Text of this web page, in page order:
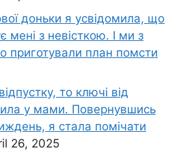
доньки я усвідомила, що
мені з невісткою. І ми з
приготували план помсти
то ключі від
у мами. Повернувшись
я стала помічати
26, 2025